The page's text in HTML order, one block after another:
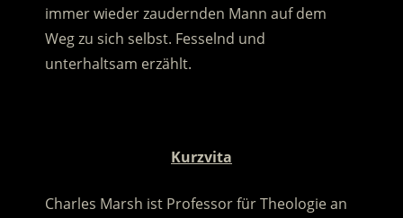
immer wieder zaudernden Mann auf dem
Weg zu sich selbst. Fesselnd und
unterhaltsam erzählt.
Kurzvita
Charles Marsh ist Professor für Theologie an